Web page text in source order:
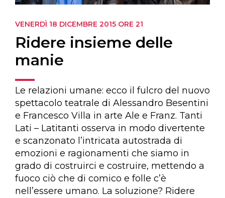
VENERDÌ 18 DICEMBRE 2015 ORE 21
Ridere insieme delle
manie
Le relazioni umane: ecco il fulcro del nuovo
spettacolo teatrale di Alessandro Besentini
e Francesco Villa in arte Ale e Franz. Tanti
Lati – Latitanti osserva in modo divertente
e scanzonato l’intricata autostrada di
emozioni e ragionamenti che siamo in
grado di costruirci e costruire, mettendo a
fuoco ciò che di comico e folle c’è
nell’essere umano. La soluzione? Ridere